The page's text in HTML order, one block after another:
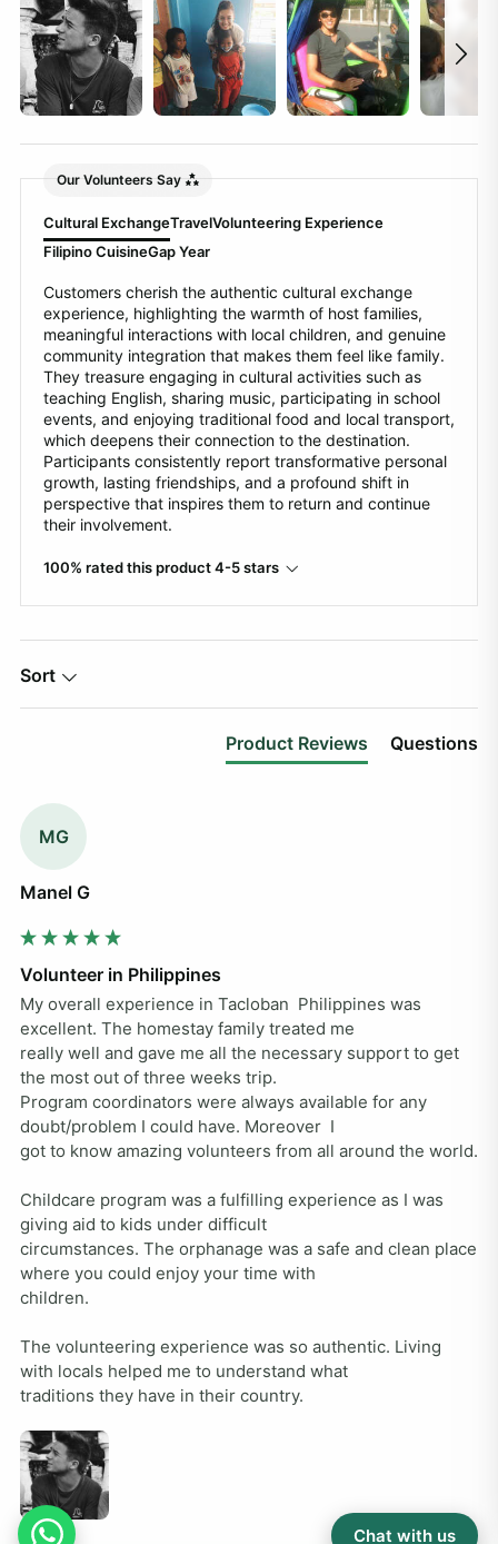
Our Volunteers Say
Cultural ExchangeTravelVolunteering Experience
Filipino CuisineGap Year
Customers cherish the authentic cultural exchange
experience, highlighting the warmth of host families,
meaningful interactions with local children, and genuine
community integration that makes them feel like family.
They treasure engaging in cultural activities such as
teaching English, sharing music, participating in school
events, and enjoying traditional food and local transport,
which deepens their connection to the destination.
Participants consistently report transformative personal
growth, lasting friendships, and a profound shift in
perspective that inspires them to return and continue
their involvement.
100% rated this product 4-5 stars
Sort
Product Reviews Questions
MG
Manel G
Volunteer in Philippines
My overall experience in Tacloban  Philippines was
excellent. The homestay family treated me
really well and gave me all the necessary support to get
the most out of three weeks trip.
Program coordinators were always available for any
doubt/problem I could have. Moreover  I
got to know amazing volunteers from all around the world.
Childcare program was a fulfilling experience as I was
giving aid to kids under difficult
circumstances. The orphanage was a safe and clean place
where you could enjoy your time with
children.
The volunteering experience was so authentic. Living
with locals helped me to understand what
traditions they have in their country.
Chat with us